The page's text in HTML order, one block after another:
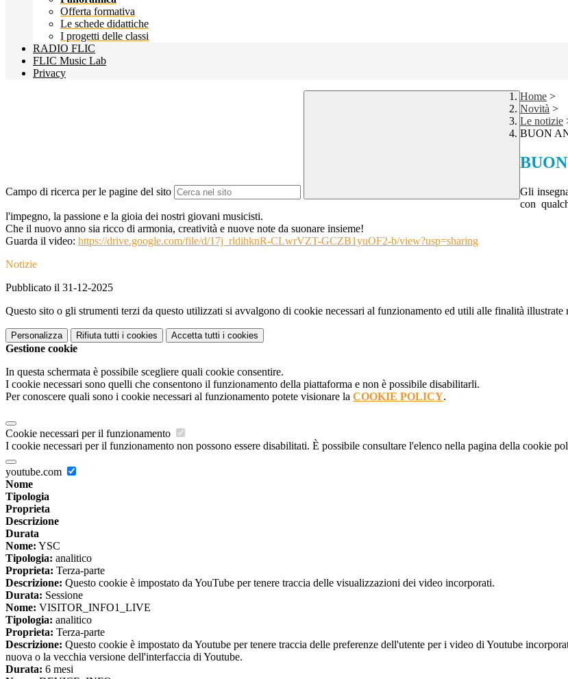
Offerta formativa
Le schede didattiche
I progetti delle classi
RADIO FLIC
FLIC Music Lab
Privacy
Campo di ricerca per le pagine del sito
Home >
Novità >
Le notizie
BUON
Gli
con
l'impegno, la passione e la gioia dei nostri giovani musicisti.
Che il nuovo anno sia ricco di armonia, creatività e nuove note da suonare insieme!
Guarda il video: https://drive.google.com/file/d/17j_rldihknR-CLwrVZT-GCZB1yuOF2-b/view?usp=sharing
Notizie
Pubblicato il 31-12-2025
Questo sito o gli strumenti terzi da questo utilizzati si avvalgono di cookie necessari al funzionamento ed utili alle finalità illustrate
Personalizza Rifiuta tutti i cookies Accetta tutti i cookies
Gestione cookie
In questa schermata è possibile scegliere quali cookie consentire.
I cookie necessari sono quelli che consentono il funzionamento della piattaforma e non è possibile disabilitarli.
Per conoscere quali sono i cookie necessari al funzionamento potete visionare la COOKIE POLICY.
Cookie necessari per il funzionamento
I cookie necessari per il funzionamento non possono essere disabilitati. È possibile consultare l'elenco nella pagina della cookie
youtube.com
Nome
Tipologia
Proprieta
Descrizione
Durata
Nome: YSC
Tipologia: analitico
Proprieta: Terza-parte
Descrizione: Questo cookie è impostato da YouTube per tenere traccia delle visualizzazioni dei video incorporati.
Durata: Sessione
Nome: VISITOR_INFO1_LIVE
Tipologia: analitico
Proprieta: Terza-parte
Descrizione: Questo cookie è impostato da Youtube per tenere traccia delle preferenze dell'utente per i video di Youtube
nuova o la vecchia versione dell'interfaccia di Youtube.
Durata: 6 mesi